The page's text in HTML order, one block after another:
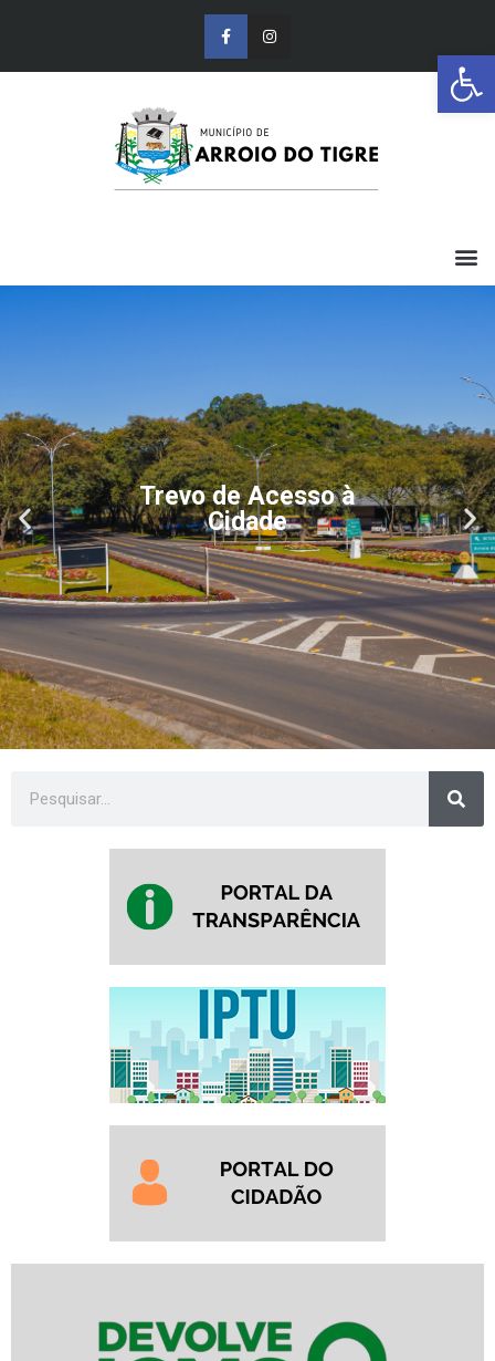
Barra de
Trevo de Acesso à
Cidade